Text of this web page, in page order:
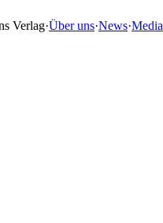
Verlag·Über uns·News·Media